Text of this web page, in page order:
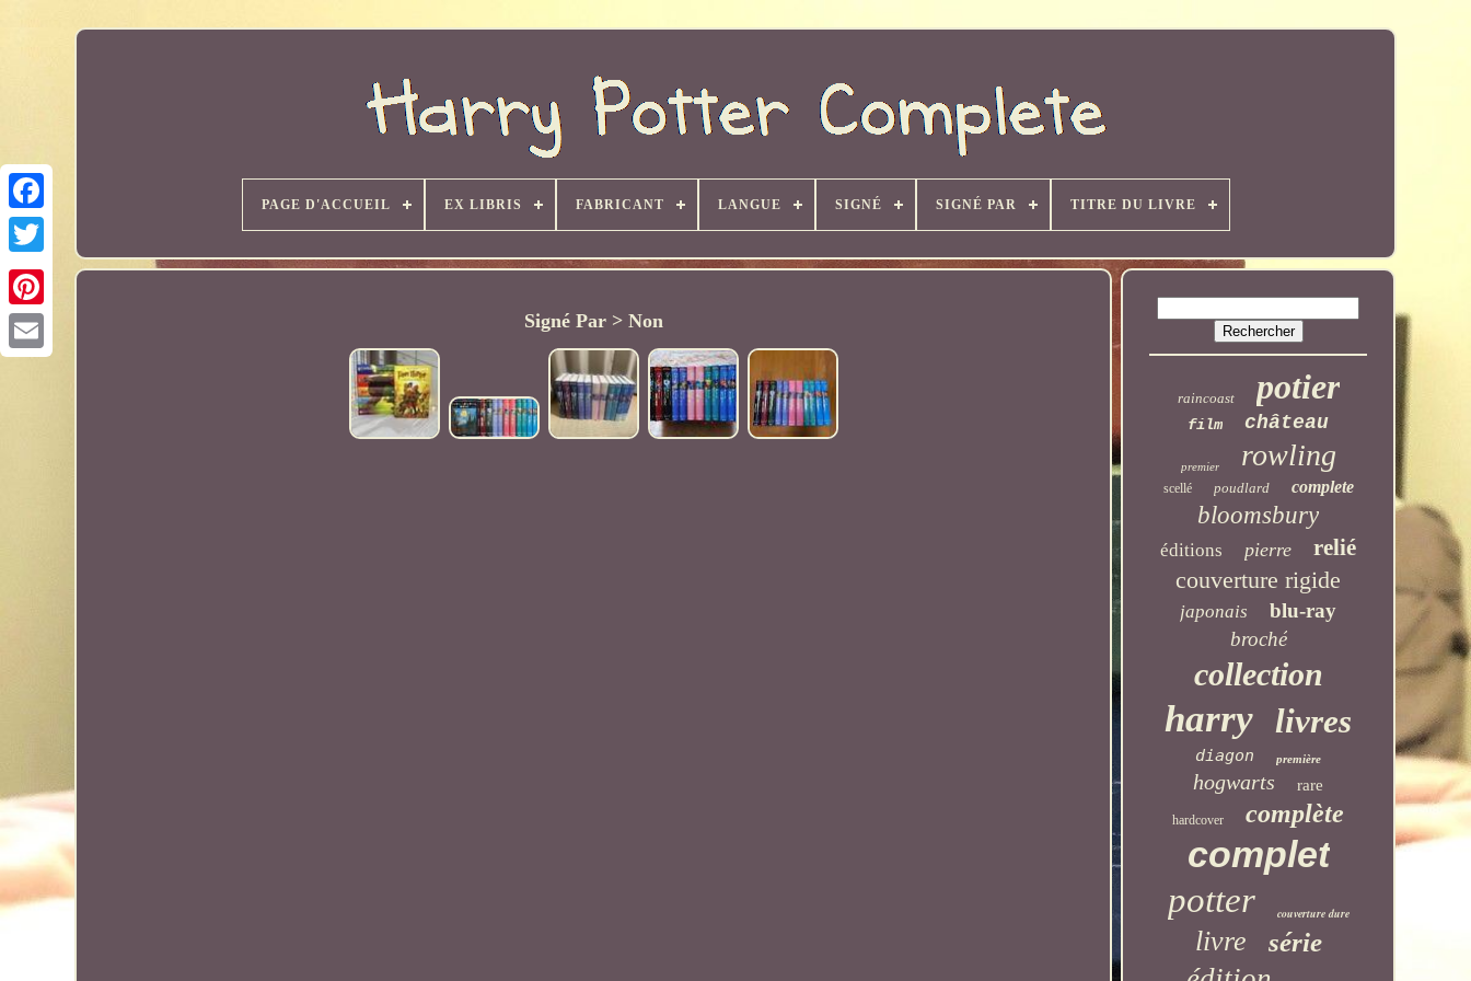
PAGE D'ACCUEIL EX LIBRIS FABRICANT LANGUE SIGNÉ SIGNÉ PAR TITRE DU LIVRE
Signé Par > Non
raincoast potier
film château
premier rowling
scellé poudlard complete
bloomsbury
éditions pierre relié
couverture rigide
japonais
blu-ray
broché
collection
harry livres
diagon première
hogwarts rare
hardcover complète
complet
potter couverture dure
livre série